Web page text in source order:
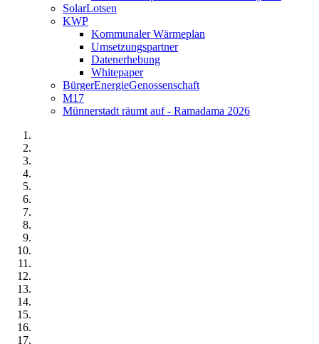
SolarLotsen
KWP
Kommunaler Wärmeplan
Umsetzungspartner
Datenerhebung
Whitepaper
BürgerEnergieGenossenschaft
M17
Münnerstadt räumt auf - Ramadama 2026